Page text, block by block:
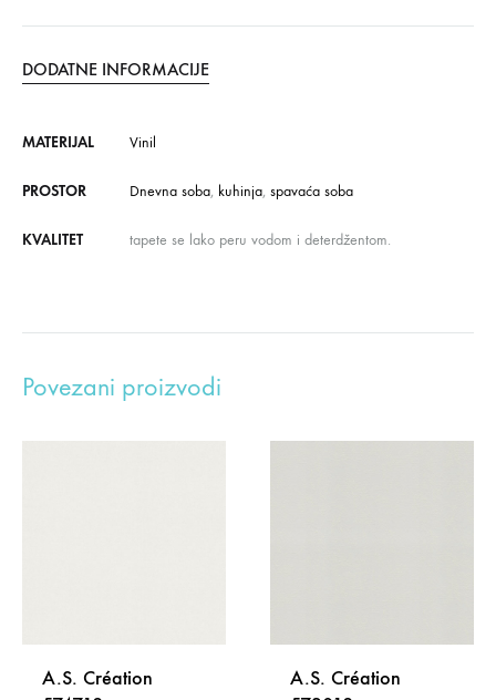
DODATNE INFORMACIJE
MATERIJAL Vinil
PROSTOR Dnevna soba, kuhinja, spavaća soba
KVALITET tapete se lako peru vodom i deterdžentom.
Povezani proizvodi
A.S. Création
A.S. Création